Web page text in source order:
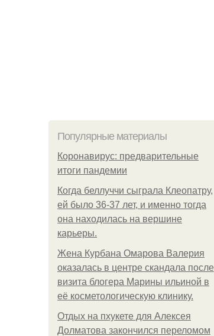
Популярные материалы
Коронавирус: предварительные
итоги пандемии
Когда беллуччи сыграла Клеопатру,
ей было 36-37 лет, и именно тогда
она находилась на вершине
карьеры.
Жена Курбана Омарова Валерия
оказалась в центре скандала после
визита блогера Марины ильиной в
её косметологическую клинику.
Отдых на пхукете для Алексея
Долматова закончился переломом